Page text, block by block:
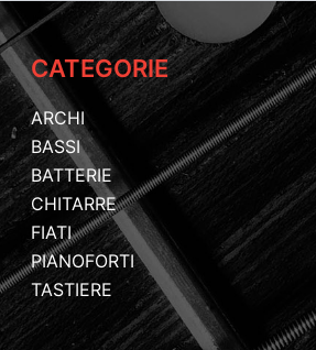
CATEGORIE
ARCHI
BASSI
BATTERIE
CHITARRE
FIATI
PIANOFORTI
TASTIERE